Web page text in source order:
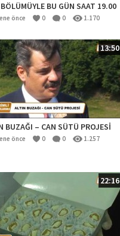
BU GÜN SAAT 19.00
TV’DE,
önce 0 0 1.170
13:50
BUZAĞI – CAN SÜTÜ PROJESİ
önce 0 0 1.257
22:16